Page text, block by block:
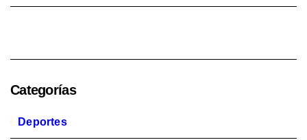
Categorías
Deportes